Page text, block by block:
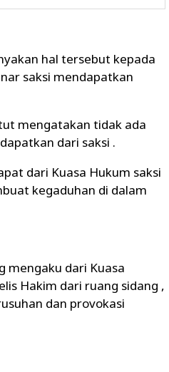
hal tersebut kepada
saksi mendapatkan
mengatakan tidak ada
dari saksi .
dari Kuasa Hukum saksi
kegaduhan di dalam
mengaku dari Kuasa
Hakim dari ruang sidang ,
dan provokasi